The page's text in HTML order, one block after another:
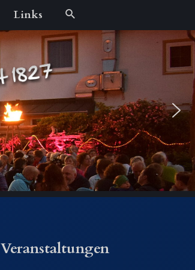
Links Suche
Veranstaltungen